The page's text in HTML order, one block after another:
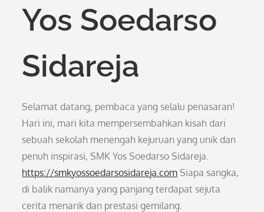
Yos Soedarso
Sidareja
Selamat datang, pembaca yang selalu penasaran!
Hari ini, mari kita mempersembahkan kisah dari
sebuah sekolah menengah kejuruan yang unik dan
penuh inspirasi, SMK Yos Soedarso Sidareja.
https://smkyossoedarsosidareja.com Siapa sangka,
di balik namanya yang panjang terdapat sejuta
cerita menarik dan prestasi gemilang.